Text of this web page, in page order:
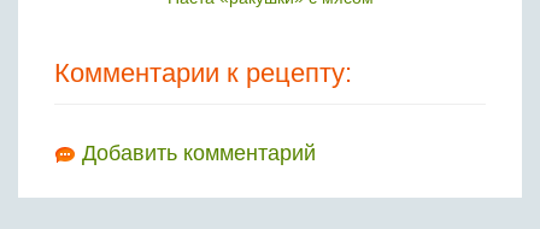
Комментарии к рецепту:
Добавить комментарий